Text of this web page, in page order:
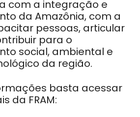
com a integração e
da Amazônia, com a
pessoas, articular
para o
social, ambiental e
da região.
basta acessar
da FRAM: